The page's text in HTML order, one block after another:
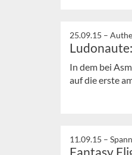
25.09.15 –
In dem bei
auf die erste
11.09.15 –
Fantasy